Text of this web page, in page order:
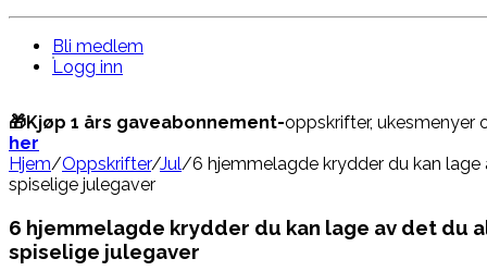
Bli medlem
Logg inn
🎁Kjøp 1 års gaveabonnement-oppskrifter,
her
Hjem/Oppskrifter/Jul/6 hjemmelagde krydder du kan
spiselige julegaver
6 hjemmelagde krydder du kan lage av det du
spiselige julegaver